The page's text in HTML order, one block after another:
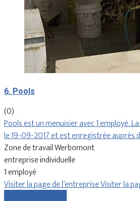
6. Pools
(0)
Pools est un menuisier avec 1 employé.
le 19-09-2017 et est enregistrée auprès
Zone de travail Werbomont
entreprise individuelle
1 employé
Visiter la page de l’entrepriseVisiter la